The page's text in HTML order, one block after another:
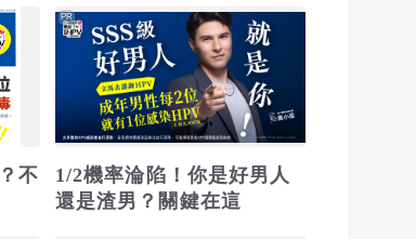
不
1/2機率淪陷！你是好男人
還是渣男？關鍵在這
PR